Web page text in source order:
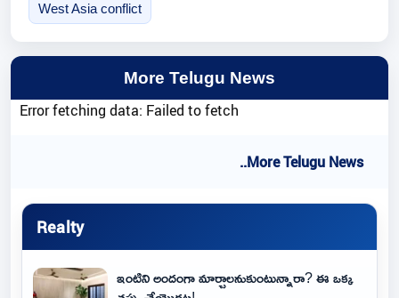
West Asia conflict
More Telugu News
Error fetching data: Failed to fetch
..More Telugu News
Realty
ఇంటిని అందంగా మార్చాలనుకుంటున్నారా? ఈ ఒక్క